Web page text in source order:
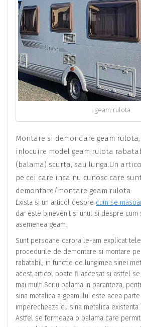
geam rulota
Montare si demondare geam rulota
inlocuire model geam rulota
(balama) scurta, sau lunga.Un
pe cei care inca nu cunosc care
demontare/montare geam rulota.
Exista si un articol despre cum se
dar este binevenit si unul si despre cum
asemenea geam.
Sunt persoane carora le-am explicat
procedurile de demontare si montare
rabatabil, in functie de lungimea sinei
acest articol poate fi accesat si astfel
mai multi.Scriu balama in paranteza,
sina metalica a geamului este acea
imperecheaza cu sina metalica
Astfel se formeaza o balama care